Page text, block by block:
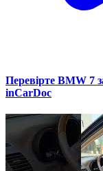
Перевірте BMW 7
inCarDoc